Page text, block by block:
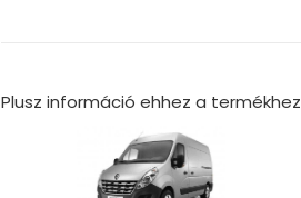
Plusz információ ehhez a termékhez